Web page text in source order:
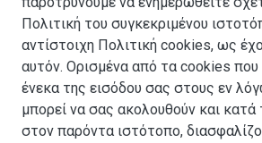
Πολιτική του συγκεκριμένου
αντίστοιχη Πολιτική cookies, ως
αυτόν. Ορισμένα από τα cookies που
ένεκα της εισόδου σας στους εν
μπορεί να σας ακολουθούν και
στον παρόντα ιστότοπο,